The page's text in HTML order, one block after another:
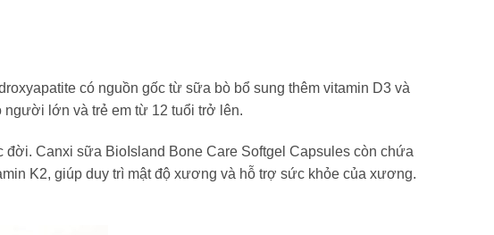
có nguồn gốc từ sữa bò bổ sung thêm vitamin D3 và
lớn và trẻ em từ 12 tuổi trở lên.
Canxi sữa BioIsland Bone Care Softgel Capsules còn chứa
K2, giúp duy trì mật độ xương và hỗ trợ sức khỏe của xương.